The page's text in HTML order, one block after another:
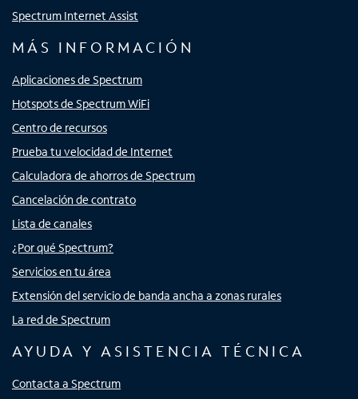
Spectrum Internet Assist
MÁS INFORMACIÓN
Aplicaciones de Spectrum
Hotspots de Spectrum WiFi
Centro de recursos
Prueba tu velocidad de Internet
Calculadora de ahorros de Spectrum
Cancelación de contrato
Lista de canales
¿Por qué Spectrum?
Servicios en tu área
Extensión del servicio de banda ancha a zonas rurales
La red de Spectrum
AYUDA Y ASISTENCIA TÉCNICA
Contacta a Spectrum